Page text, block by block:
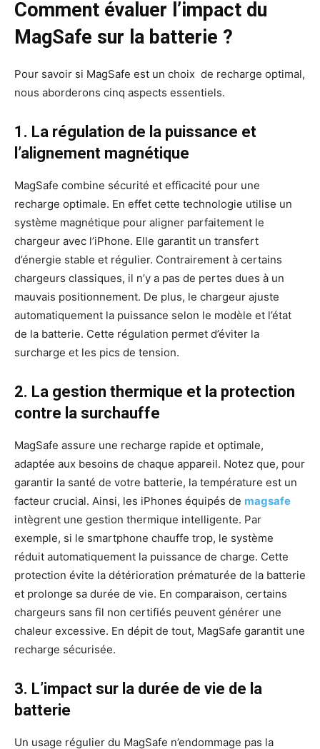
Comment évaluer l’impact du
MagSafe sur la batterie ?
Pour savoir si MagSafe est un choix de recharge optimal,
nous aborderons cinq aspects essentiels.
1. La régulation de la puissance et
l’alignement magnétique
MagSafe combine sécurité et efficacité pour une
recharge optimale. En effet cette technologie utilise un
système magnétique pour aligner parfaitement le
chargeur avec l’iPhone. Elle garantit un transfert
d’énergie stable et régulier. Contrairement à certains
chargeurs classiques, il n’y a pas de pertes dues à un
mauvais positionnement. De plus, le chargeur ajuste
automatiquement la puissance selon le modèle et l’état
de la batterie. Cette régulation permet d’éviter la
surcharge et les pics de tension.
2. La gestion thermique et la protection
contre la surchauffe
MagSafe assure une recharge rapide et optimale,
adaptée aux besoins de chaque appareil. Notez que, pour
garantir la santé de votre batterie, la température est un
facteur crucial. Ainsi, les iPhones équipés de magsafe
intègrent une gestion thermique intelligente. Par
exemple, si le smartphone chauffe trop, le système
réduit automatiquement la puissance de charge. Cette
protection évite la détérioration prématurée de la batterie
et prolonge sa durée de vie. En comparaison, certains
chargeurs sans fil non certifiés peuvent générer une
chaleur excessive. En dépit de tout, MagSafe garantit une
recharge sécurisée.
3. L’impact sur la durée de vie de la
batterie
Un usage régulier du MagSafe n’endommage pas la